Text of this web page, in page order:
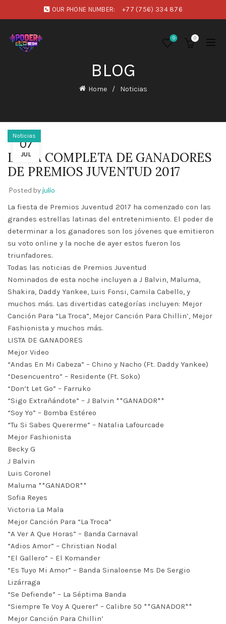
OUR PHONE NUMBER: +77 (756) 334 876
0 0
BLOG
Home Noticias
07
JUL
Noticias
LISTA COMPLETA DE GANADORES
DE PREMIOS JUVENTUD 2017
Posted byjulio
La fiesta de Premios Juventud 2017 ha comenzado con las
grandes estrellas latinas del entretenimiento. El poder de
determinar a los ganadores son los jóvenes que emitieron
su voto online y la noche de ayer estos fueron los
triunfadores.
Todas las noticias de Premios Juventud
Nominados de esta noche incluyen a J Balvin, Maluma,
Shakira, Daddy Yankee, Luis Fonsi, Camila Cabello, y
muchos más. Las divertidas categorías incluyen: Mejor
Canción Para “La Troca”, Mejor Canción Para Chillin’, Mejor
Fashionista y muchos más.
LISTA DE GANADORES
Mejor Video
“Andas En Mi Cabeza” – Chino y Nacho (Ft. Daddy Yankee)
“Desencuentro” – Residente (Ft. Soko)
“Don’t Let Go” – Farruko
“Sigo Extrañándote” – J Balvin **GANADOR**
“Soy Yo” – Bomba Estéreo
“Tu Si Sabes Quererme” – Natalia Lafourcade
Mejor Fashionista
Becky G
J Balvin
Luis Coronel
Maluma **GANADOR**
Sofia Reyes
Victoria La Mala
Mejor Canción Para “La Troca”
“A Ver A Que Horas” – Banda Carnaval
“Adios Amor” – Christian Nodal
“El Gallero” – El Komander
“Es Tuyo Mi Amor” – Banda Sinaloense Ms De Sergio
Lizárraga
“Se Defiende” – La Séptima Banda
“Siempre Te Voy A Querer” – Calibre 50 **GANADOR**
Mejor Canción Para Chillin’